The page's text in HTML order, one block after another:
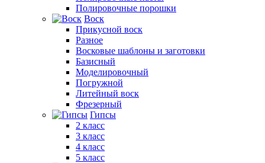
Полировочные порошки
Воск
Прикусной воск
Разное
Восковые шаблоны и заготовки
Базисный
Моделировочный
Погружной
Литейный воск
Фрезерный
Гипсы
2 класс
3 класс
4 класс
5 класс